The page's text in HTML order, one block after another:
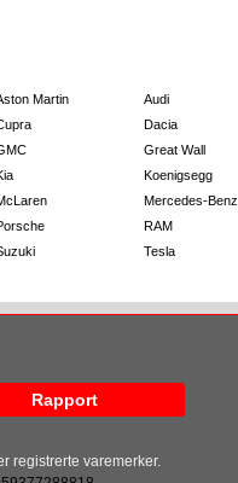
Martin Audi
Dacia
Great Wall
Koenigsegg
Mercedes-Benz
RAM
Tesla
Rapport
registrerte varemerker.